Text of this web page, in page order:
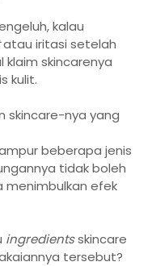
kalau
atau iritasi setelah
skincarenya
kulit.
skincare-nya yang
beberapa jenis
tidak boleh
menimbulkan efek
ingredientsskincare
tersebut?